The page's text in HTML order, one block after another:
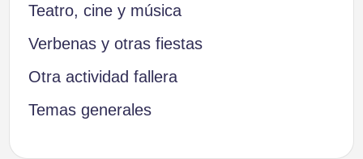
Teatro, cine y música
Verbenas y otras fiestas
Otra actividad fallera
Temas generales